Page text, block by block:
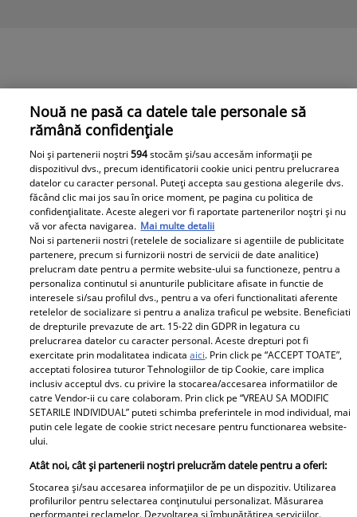
Sarah Dumitrescu, schimbare de look. Cum arată fiica
cea mică a Anamariei Prodan
Parteneri
Wooow, ce schimbare!!
Cum a descoperit Alina
Nouă ne pasă ca datele tale personale să
rămână confidențiale
Noi și partenerii noștri594stocăm și/sau accesăm informații pe
dispozitivul dvs., precum identificatorii cookie unici pentru prelucrarea
datelor cu caracter personal. Puteți accepta sau gestiona alegerile dvs.
făcând clic mai jos sau în orice moment, pe pagina cu politica de
confidențialitate. Aceste alegeri vor fi raportate partenerilor noștri și nu
vă vor afecta navigarea. Mai multe detalii
Noi si partenerii nostri (retelele de socializare si agentiile de publicitate
partenere, precum si furnizorii nostri de servicii de date analitice)
prelucram date pentru a permite website-ului sa functioneze, pentru a
personaliza continutul si anunturile publicitare afisate in functie de
interesele si/sau profilul dvs., pentru a va oferi functionalitati aferente
retelelor de socializare si pentru a analiza traficul pe website. Beneficiati
de drepturile prevazute de art. 15-22 din GDPR in legatura cu
prelucrarea datelor cu caracter personal. Aceste drepturi pot fi
exercitate prin modalitatea indicataaici. Prin click pe “ACCEPT TOATE”,
acceptati folosirea tuturor Tehnologiilor de tip Cookie, care implica
inclusiv acceptul dvs. cu privire la stocarea/accesarea informatiilor de
catre Vendor-ii cu care colaboram. Prin click pe “VREAU SA MODIFIC
SETARILE INDIVIDUAL” puteti schimba preferintele in mod individual, mai
putin cele legate de cookie strict necesare pentru functionarea website-
ului.
Atât noi, cât și partenerii noștri prelucrăm datele pentru a oferi:
Stocarea și/sau accesarea informațiilor de pe un dispozitiv. Utilizarea
profilurilor pentru selectarea conținutului personalizat. Măsurarea